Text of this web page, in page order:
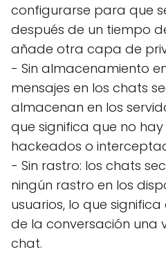
configurarse para que
después de un tiempo
añade otra capa de
- Sin almacenamiento
mensajes en los chats
almacenan en los
que significa que no
hackeados o
- Sin rastro: los chats
ningún rastro en los
usuarios, lo que
de la conversación una
chat.